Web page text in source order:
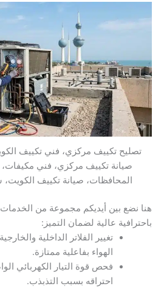
تصليح تكييف مركزي، فني تكييف
صيانة تكييف مركزي، فني
المحافظات، صيانة تكييف
هنا نضع بين أيديكم مجموعة من الخدمات
باحترافية عالية لضمان التميز:
تغيير الفلاتر الداخلية
الهواء بفاعلية ممتازة.
فحص قوة التيار الكهربائي
احتراقه بسبب التذبذب.